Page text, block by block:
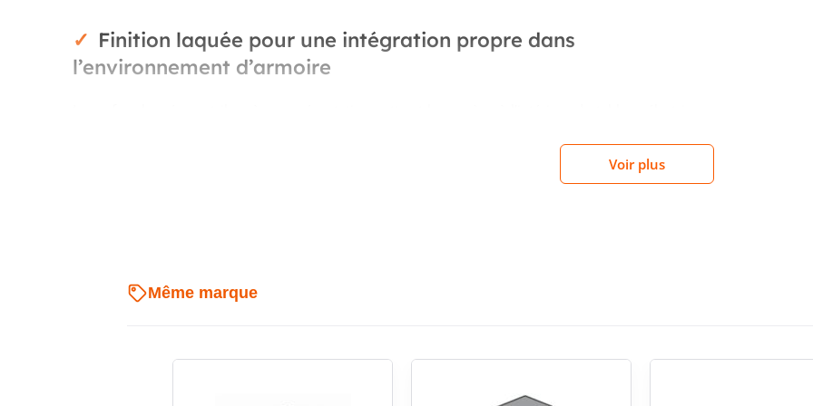
Finition laquée pour une intégration propre dans
l’environnement d’armoire
intégration visuelle soignée dans les ensembles XL³. Pour l’installateur comme pour l’exploitant, cela
facilite aussi la lecture de l’implantation et le repérage de la zone dédiée à l’appareil de puissance.
compte dès la phase de préparation du tableau. Ces dimensions aident à anticiper l’espace disponible,
les erreurs de choix au moment du montage.
Voir plus
Même marque